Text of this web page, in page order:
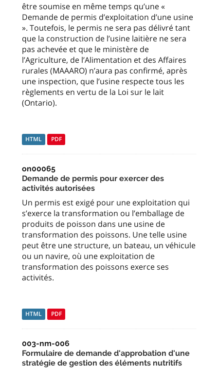
être soumise en même temps qu’une «
Demande de permis d’exploitation d’une usine
». Toutefois, le permis ne sera pas délivré tant
que la construction de l’usine laitière ne sera
pas achevée et que le ministère de
l’Agriculture, de l’Alimentation et des Affaires
rurales (MAAARO) n’aura pas confirmé, après
une inspection, que l’usine respecte tous les
règlements en vertu de la Loi sur le lait
(Ontario).
HTML PDF
on00065
Demande de permis pour exercer des
activités autorisées
Un permis est exigé pour une exploitation qui
s’exerce la transformation ou l’emballage de
produits de poisson dans une usine de
transformation des poissons. Une telle usine
peut être une structure, un bateau, un véhicule
ou un navire, où une exploitation de
transformation des poissons exerce ses
activités.
HTML PDF
003-nm-006
Formulaire de demande d'approbation d'une
stratégie de gestion des éléments nutritifs